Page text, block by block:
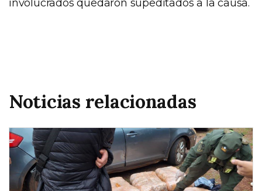
involucrados quedaron supeditados a la causa.
Noticias relacionadas